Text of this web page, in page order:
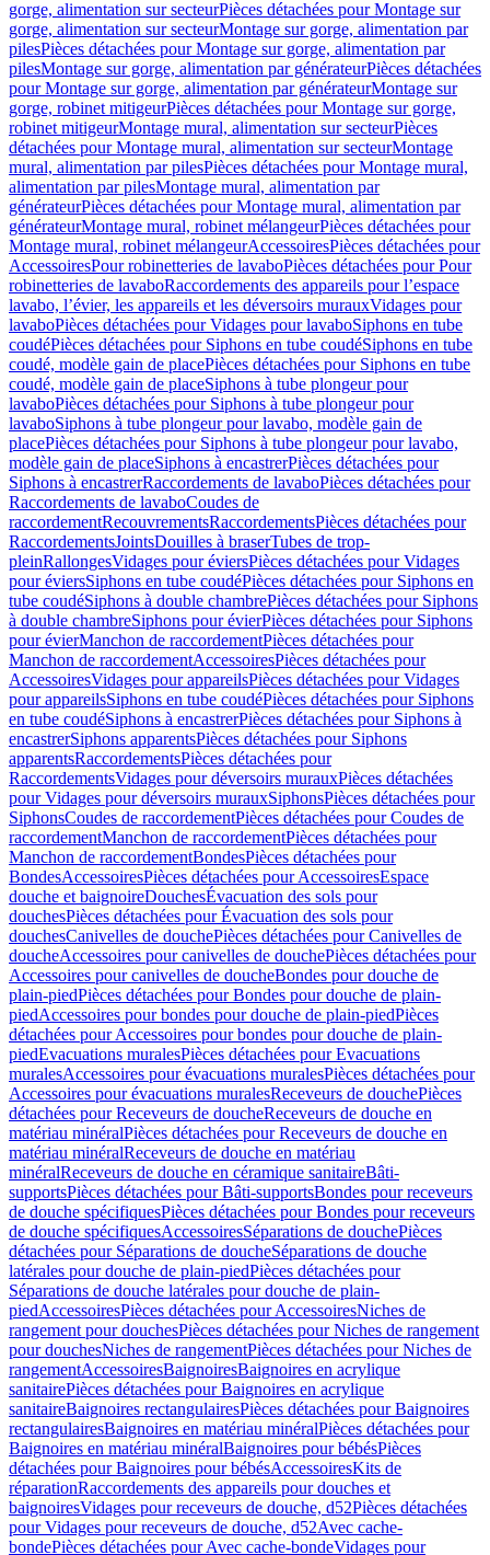
gorge, alimentation sur secteurPièces détachées pour Montage sur
gorge, alimentation sur secteurMontage sur gorge, alimentation par
pilesPièces détachées pour Montage sur gorge, alimentation par
pilesMontage sur gorge, alimentation par générateurPièces détachées
pour Montage sur gorge, alimentation par générateurMontage sur
gorge, robinet mitigeurPièces détachées pour Montage sur gorge,
robinet mitigeurMontage mural, alimentation sur secteurPièces
détachées pour Montage mural, alimentation sur secteurMontage
mural, alimentation par pilesPièces détachées pour Montage mural,
alimentation par pilesMontage mural, alimentation par
générateurPièces détachées pour Montage mural, alimentation par
générateurMontage mural, robinet mélangeurPièces détachées pour
Montage mural, robinet mélangeurAccessoiresPièces détachées pour
AccessoiresPour robinetteries de lavaboPièces détachées pour Pour
robinetteries de lavaboRaccordements des appareils pour l’espace
lavabo, l’évier, les appareils et les déversoirs murauxVidages pour
lavaboPièces détachées pour Vidages pour lavaboSiphons en tube
coudéPièces détachées pour Siphons en tube coudéSiphons en tube
coudé, modèle gain de placePièces détachées pour Siphons en tube
coudé, modèle gain de placeSiphons à tube plongeur pour
lavaboPièces détachées pour Siphons à tube plongeur pour
lavaboSiphons à tube plongeur pour lavabo, modèle gain de
placePièces détachées pour Siphons à tube plongeur pour lavabo,
modèle gain de placeSiphons à encastrerPièces détachées pour
Siphons à encastrerRaccordements de lavaboPièces détachées pour
Raccordements de lavaboCoudes de
raccordementRecouvrementsRaccordementsPièces détachées pour
RaccordementsJointsDouilles à braserTubes de trop-
pleinRallongesVidages pour éviersPièces détachées pour Vidages
pour éviersSiphons en tube coudéPièces détachées pour Siphons en
tube coudéSiphons à double chambrePièces détachées pour Siphons
à double chambreSiphons pour évierPièces détachées pour Siphons
pour évierManchon de raccordementPièces détachées pour
Manchon de raccordementAccessoiresPièces détachées pour
AccessoiresVidages pour appareilsPièces détachées pour Vidages
pour appareilsSiphons en tube coudéPièces détachées pour Siphons
en tube coudéSiphons à encastrerPièces détachées pour Siphons à
encastrerSiphons apparentsPièces détachées pour Siphons
apparentsRaccordementsPièces détachées pour
RaccordementsVidages pour déversoirs murauxPièces détachées
pour Vidages pour déversoirs murauxSiphonsPièces détachées pour
SiphonsCoudes de raccordementPièces détachées pour Coudes de
raccordementManchon de raccordementPièces détachées pour
Manchon de raccordementBondesPièces détachées pour
BondesAccessoiresPièces détachées pour AccessoiresEspace
douche et baignoireDouchesÉvacuation des sols pour
douchesPièces détachées pour Évacuation des sols pour
douchesCanivelles de douchePièces détachées pour Canivelles de
doucheAccessoires pour canivelles de douchePièces détachées pour
Accessoires pour canivelles de doucheBondes pour douche de
plain-piedPièces détachées pour Bondes pour douche de plain-
piedAccessoires pour bondes pour douche de plain-piedPièces
détachées pour Accessoires pour bondes pour douche de plain-
piedEvacuations muralesPièces détachées pour Evacuations
muralesAccessoires pour évacuations muralesPièces détachées pour
Accessoires pour évacuations muralesReceveurs de douchePièces
détachées pour Receveurs de doucheReceveurs de douche en
matériau minéralPièces détachées pour Receveurs de douche en
matériau minéralReceveurs de douche en matériau
minéralReceveurs de douche en céramique sanitaireBâti-
supportsPièces détachées pour Bâti-supportsBondes pour receveurs
de douche spécifiquesPièces détachées pour Bondes pour receveurs
de douche spécifiquesAccessoiresSéparations de douchePièces
détachées pour Séparations de doucheSéparations de douche
latérales pour douche de plain-piedPièces détachées pour
Séparations de douche latérales pour douche de plain-
piedAccessoiresPièces détachées pour AccessoiresNiches de
rangement pour douchesPièces détachées pour Niches de rangement
pour douchesNiches de rangementPièces détachées pour Niches de
rangementAccessoiresBaignoiresBaignoires en acrylique
sanitairePièces détachées pour Baignoires en acrylique
sanitaireBaignoires rectangulairesPièces détachées pour Baignoires
rectangulairesBaignoires en matériau minéralPièces détachées pour
Baignoires en matériau minéralBaignoires pour bébésPièces
détachées pour Baignoires pour bébésAccessoiresKits de
réparationRaccordements des appareils pour douches et
baignoiresVidages pour receveurs de douche, d52Pièces détachées
pour Vidages pour receveurs de douche, d52Avec cache-
bondePièces détachées pour Avec cache-bondeVidages pour